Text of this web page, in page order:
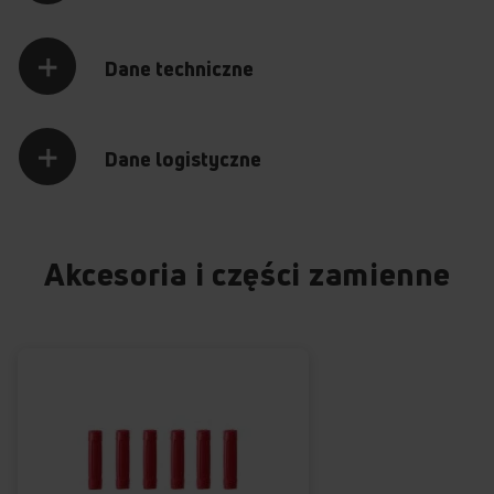
Dane techniczne
Dane logistyczne
Akcesoria i części zamienne